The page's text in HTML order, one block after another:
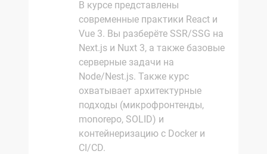
В курсе представлены
современные практики React и
Vue 3. Вы разберёте SSR/SSG на
Next.js и Nuxt 3, а также базовые
серверные задачи на
Node/Nest.js. Также курс
охватывает архитектурные
подходы (микрофронтенды,
monorepo, SOLID) и
контейнеризацию с Docker и
CI/CD.